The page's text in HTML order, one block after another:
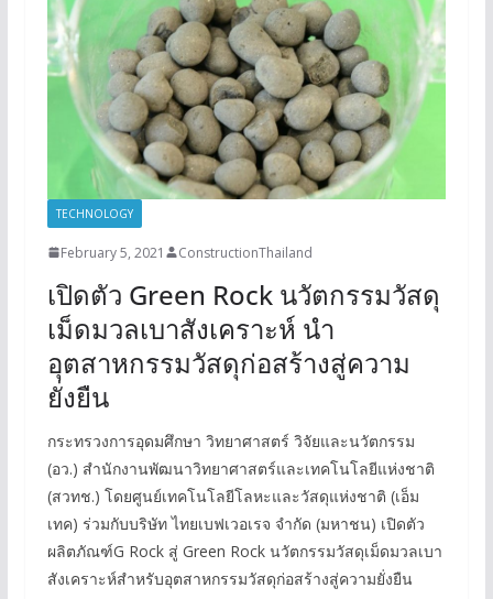
TECHNOLOGY
February 5, 2021 ConstructionThailand
เปิดตัว Green Rock นวัตกรรมวัสดุ
เม็ดมวลเบาสังเคราะห์ นำ
อุตสาหกรรมวัสดุก่อสร้างสู่ความ
ยั่งยืน
กระทรวงการอุดมศึกษา วิทยาศาสตร์ วิจัยและนวัตกรรม
(อว.) สำนักงานพัฒนาวิทยาศาสตร์และเทคโนโลยีแห่งชาติ
(สวทช.) โดยศูนย์เทคโนโลยีโลหะและวัสดุแห่งชาติ (เอ็ม
เทค) ร่วมกับบริษัท ไทยเบฟเวอเรจ จำกัด (มหาชน) เปิดตัว
ผลิตภัณฑ์G Rock สู่ Green Rock นวัตกรรมวัสดุเม็ดมวลเบา
สังเคราะห์สำหรับอุตสาหกรรมวัสดุก่อสร้างสู่ความยั่งยืน